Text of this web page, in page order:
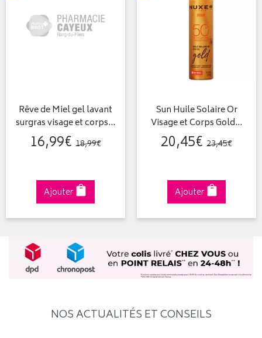
Rêve de Miel gel lavant
surgras visage et corps…
16,99€ 18,99€
Ajouter
Sun Huile Solaire Or
Visage et Corps Gold…
20,45€ 23,45€
Ajouter
NOS ACTUALITÉS ET CONSEILS